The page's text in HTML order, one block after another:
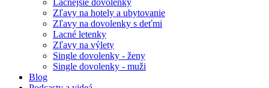
Lacnejšie dovolenky
Zľavy na hotely a ubytovanie
Zľavy na dovolenky s deťmi
Lacné letenky
Zľavy na výlety
Single dovolenky - ženy
Single dovolenky - muži
Blog